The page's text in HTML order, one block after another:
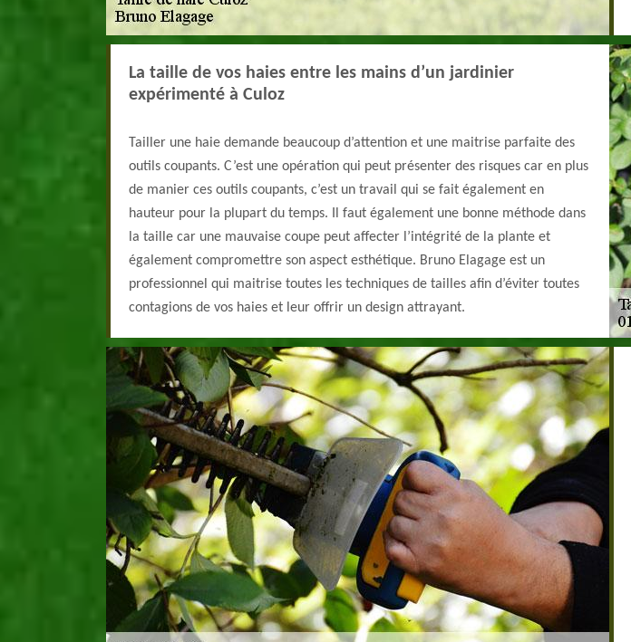
La taille de vos haies entre les mains d’un jardinier
expérimenté à Culoz
Tailler une haie demande beaucoup d’attention et une maitrise parfaite des
outils coupants. C’est une opération qui peut présenter des risques car en plus
de manier ces outils coupants, c’est un travail qui se fait également en
hauteur pour la plupart du temps. Il faut également une bonne méthode dans
la taille car une mauvaise coupe peut affecter l’intégrité de la plante et
également compromettre son aspect esthétique. Bruno Elagage est un
professionnel qui maitrise toutes les techniques de tailles afin d’éviter toutes
contagions de vos haies et leur offrir un design attrayant.